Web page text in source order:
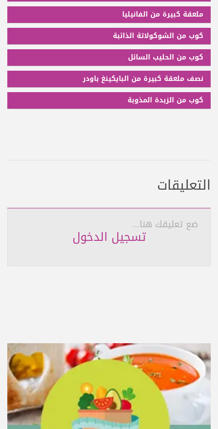
ملعقة كبيرة من الفانيليا
كوب من الشوكولاتة الذائبة
كوب من الحليب السائل
نصف ملعقة كبيرة من البايكينغ باودر
كوب من الزبدة المذوبة
التعليقات
تسجيل الدخول
ضع تعليقك هنا...